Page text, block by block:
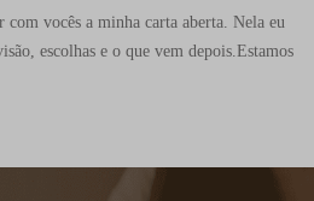
vocês a minha carta aberta. Nela eu
escolhas e o que vem depois.Estamos